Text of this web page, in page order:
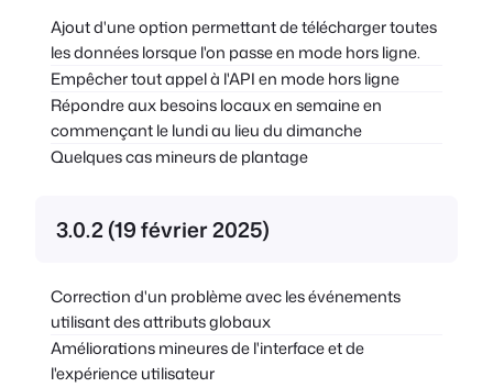
Ajout d'une option permettant de télécharger toutes
les données lorsque l'on passe en mode hors ligne.
Empêcher tout appel à l'API en mode hors ligne
Répondre aux besoins locaux en semaine en
commençant le lundi au lieu du dimanche
Quelques cas mineurs de plantage
3.0.2 (19 février 2025)
Correction d'un problème avec les événements
utilisant des attributs globaux
Améliorations mineures de l'interface et de
l'expérience utilisateur